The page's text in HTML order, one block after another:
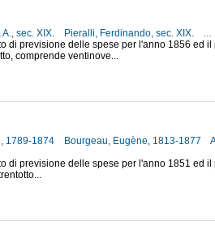
A., sec. XIX. Pieralli, Ferdinando, sec. XIX.
...
di previsione delle spese per l'anno 1856 ed il
comprende ventinove...
1789-1874
Bourgeau, Eugène, 1813-1877
di previsione delle spese per l'anno 1851 ed